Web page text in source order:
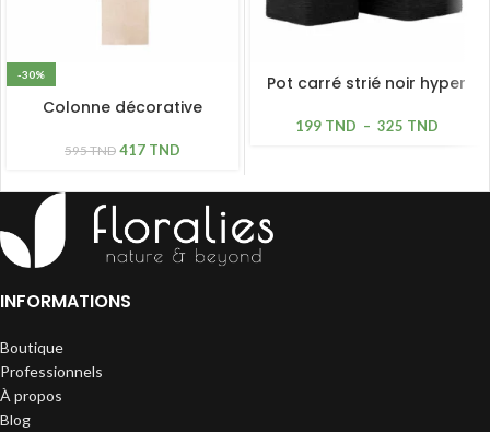
-30%
Colonne décorative
595TND 417 TND
Pot carré strié noir hyper
199 TND – 325 TND
INFORMATIONS
Boutique
Professionnels
À propos
Blog